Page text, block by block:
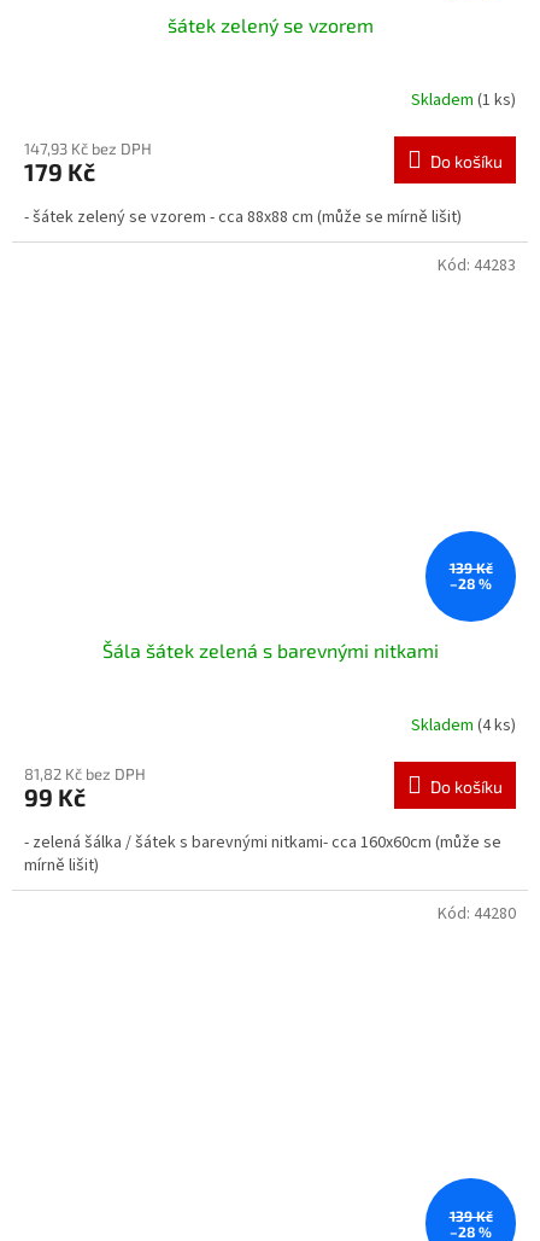
šátek zelený se vzorem
Skladem (1 ks)
147,93 Kč bez DPH
179 Kč Do košíku
- šátek zelený se vzorem - cca 88x88 cm (může se mírně lišit)
139 Kč
–28 %
Šála šátek zelená s barevnými nitkami
Skladem (4 ks)
81,82 Kč bez DPH
99 Kč Do košíku
- zelená šálka / šátek s barevnými nitkami- cca 160x60cm (může se
mírně lišit)
Kód: 44283
139 Kč
–28 %
Kód: 44280